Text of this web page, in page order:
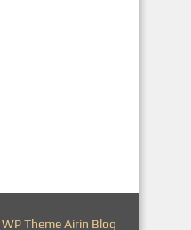
WP Theme Airin Blog